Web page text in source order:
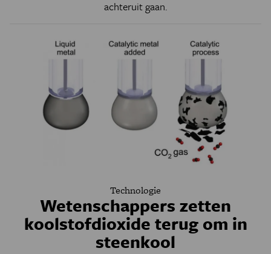
achteruit gaan.
Technologie
Wetenschappers zetten
koolstofdioxide terug om in
steenkool